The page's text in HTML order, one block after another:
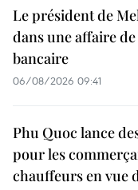
Le président de
dans une affaire
bancaire
06/08/2026 09:41
Phu Quoc lance
pour les
chauffeurs en vue